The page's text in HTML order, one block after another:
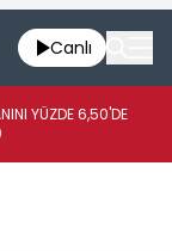
Canlı
YÜZDE 6,50'DE